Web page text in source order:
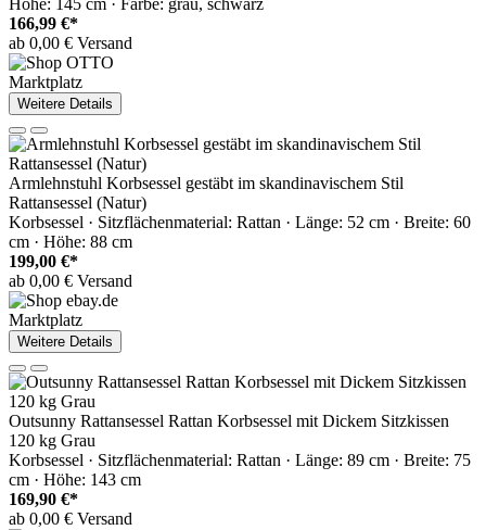
Höhe: 145 cm · Farbe: grau, schwarz
166,99 €*
ab 0,00 € Versand
Marktplatz
Weitere Details
Armlehnstuhl Korbsessel gestäbt im skandinavischem Stil
Rattansessel (Natur)
Korbsessel · Sitzflächenmaterial: Rattan · Länge: 52 cm · Breite: 60
cm · Höhe: 88 cm
199,00 €*
ab 0,00 € Versand
Marktplatz
Weitere Details
Outsunny Rattansessel Rattan Korbsessel mit Dickem Sitzkissen
120 kg Grau
Korbsessel · Sitzflächenmaterial: Rattan · Länge: 89 cm · Breite: 75
cm · Höhe: 143 cm
169,90 €*
ab 0,00 € Versand